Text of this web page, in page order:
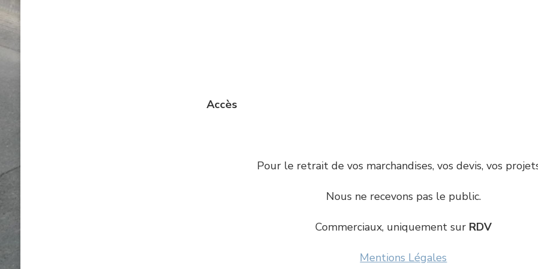
Accès
Pour le retrait de vos marchandises, vos devis, vos
Nous ne recevons pas le public.
Commerciaux, uniquement surRDV
Mentions Légales